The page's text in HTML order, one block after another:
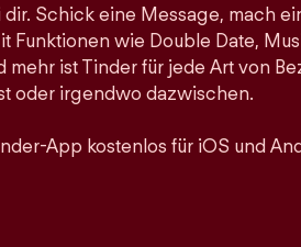
dir. Schick eine Message, mach
Funktionen wie Double Date,
mehr ist Tinder für jede Art von
oder irgendwo dazwischen.
App kostenlos für iOS und